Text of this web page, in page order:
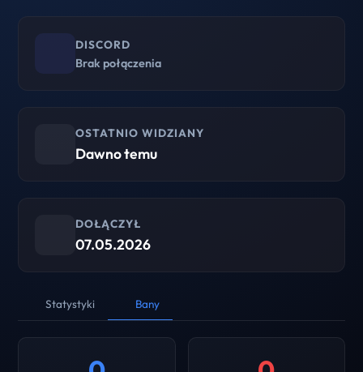
DISCORD
Brak połączenia
OSTATNIO WIDZIANY
Dawno temu
DOŁĄCZYŁ
07.05.2026
Statystyki Bany